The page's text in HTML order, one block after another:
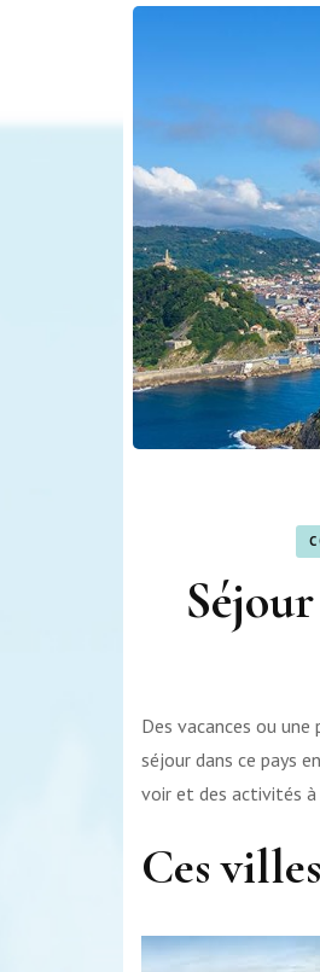
Des vacances ou une
séjour dans ce pays
voir et des activités à
Ces